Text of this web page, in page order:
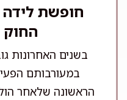
חופשת
החוק
בשנים האחרונות
במעורבותם
הראשונה שלאחר